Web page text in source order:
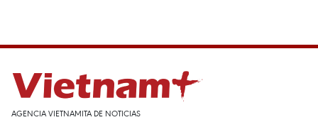
AGENCIA VIETNAMITA DE NOTICIAS